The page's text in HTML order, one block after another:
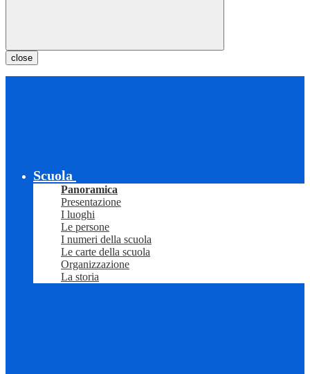
close
Scuola
Panoramica
Presentazione
I luoghi
Le persone
I numeri della scuola
Le carte della scuola
Organizzazione
La storia